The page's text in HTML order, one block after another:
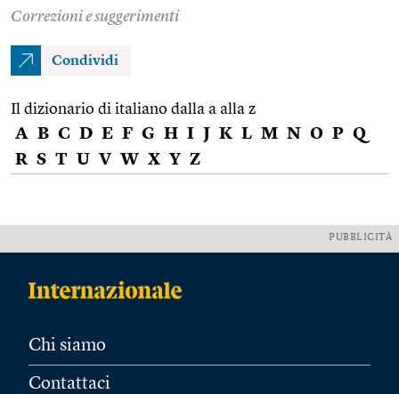
Correzioni e suggerimenti
Condividi
Il dizionario di italiano dalla a alla z
A B C D E F G H I J K L M N O P Q
R S T U V W X Y Z
PUBBLICITÀ
Chi siamo
Contattaci